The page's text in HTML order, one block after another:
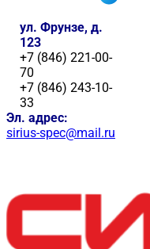
ул. Фрунзе, д.
123
+7 (846) 221-00-
70
+7 (846) 243-10-
33
Эл. адрес:
sirius-spec@mail.ru